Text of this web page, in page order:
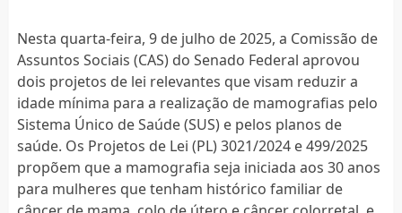
Nesta quarta-feira, 9 de julho de 2025, a Comissão de
Assuntos Sociais (CAS) do Senado Federal aprovou
dois projetos de lei relevantes que visam reduzir a
idade mínima para a realização de mamografias pelo
Sistema Único de Saúde (SUS) e pelos planos de
saúde. Os Projetos de Lei (PL) 3021/2024 e 499/2025
propõem que a mamografia seja iniciada aos 30 anos
para mulheres que tenham histórico familiar de